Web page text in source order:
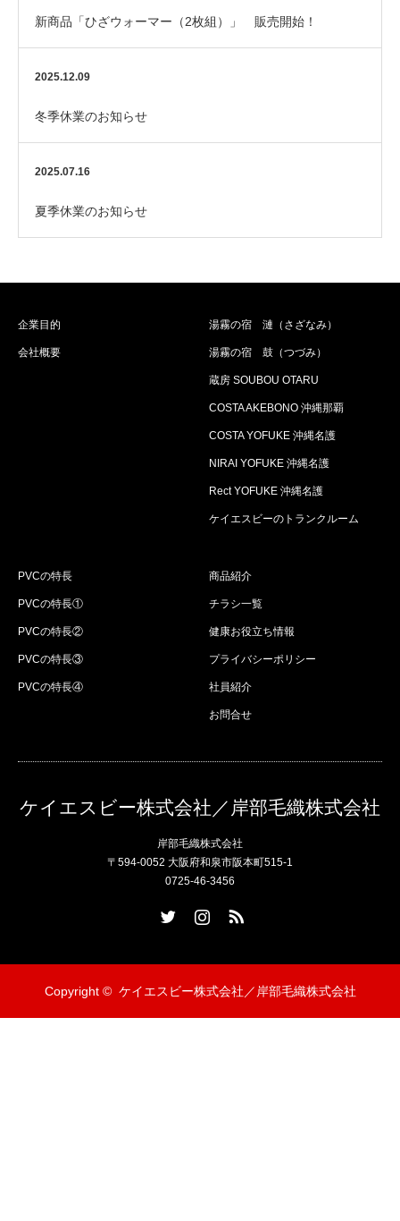
新商品「ひざウォーマー（2枚組）」 販売開始！
2025.12.09
冬季休業のお知らせ
2025.07.16
夏季休業のお知らせ
企業目的
会社概要
湯霧の宿 漣（さざなみ）
湯霧の宿 鼓（つづみ）
蔵房 SOUBOU OTARU
COSTA AKEBONO 沖縄那覇
COSTA YOFUKE 沖縄名護
NIRAI YOFUKE 沖縄名護
Rect YOFUKE 沖縄名護
ケイエスビーのトランクルーム
PVCの特長
PVCの特長①
PVCの特長②
PVCの特長③
PVCの特長④
商品紹介
チラシ一覧
健康お役立ち情報
プライバシーポリシー
社員紹介
お問合せ
ケイエスビー株式会社／岸部毛織株式会社
岸部毛織株式会社
〒594-0052 大阪府和泉市阪本町515-1
0725-46-3456
Copyright © ケイエスビー株式会社／岸部毛織株式会社